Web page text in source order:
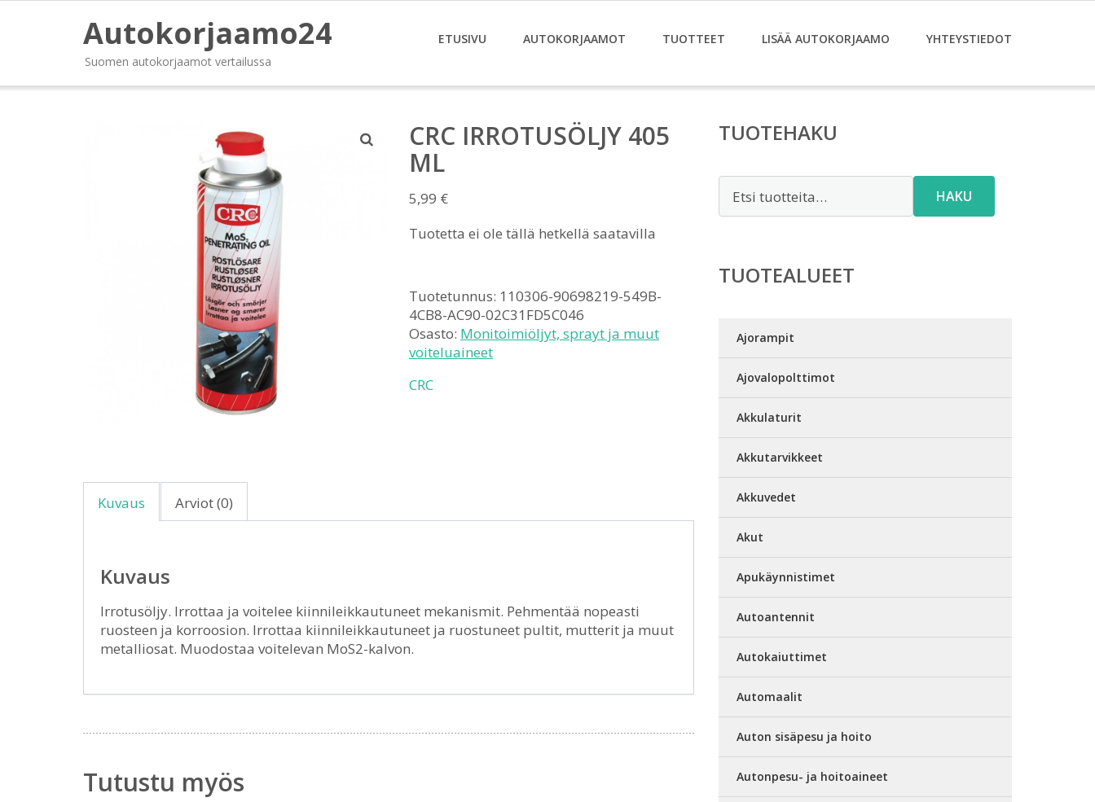
Autokorjaamo24
Suomen autokorjaamot vertailussa
ETUSIVU AUTOKORJAAMOT TUOTTEET LISÄÄ AUTOKORJAAMO YHTEYSTIEDOT
CRC IRROTUSÖLJY 405
ML
5,99 €
Tuotetta ei ole tällä hetkellä saatavilla
Tuotetunnus: 110306-90698219-549B-
4CB8-AC90-02C31FD5C046
Osasto: Monitoimiöljyt, sprayt ja muut
voiteluaineet
CRC
Kuvaus Arviot (0)
Kuvaus
Irrotusöljy. Irrottaa ja voitelee kiinnileikkautuneet mekanismit. Pehmentää nopeasti
ruosteen ja korroosion. Irrottaa kiinnileikkautuneet ja ruostuneet pultit, mutterit ja muut
metalliosat. Muodostaa voitelevan MoS2-kalvon.
Tutustu myös
TUOTEHAKU
HAKU
TUOTEALUEET
Ajorampit
Ajovalopolttimot
Akkulaturit
Akkutarvikkeet
Akkuvedet
Akut
Apukäynnistimet
Autoantennit
Autokaiuttimet
Automaalit
Auton sisäpesu ja hoito
Autonpesu- ja hoitoaineet